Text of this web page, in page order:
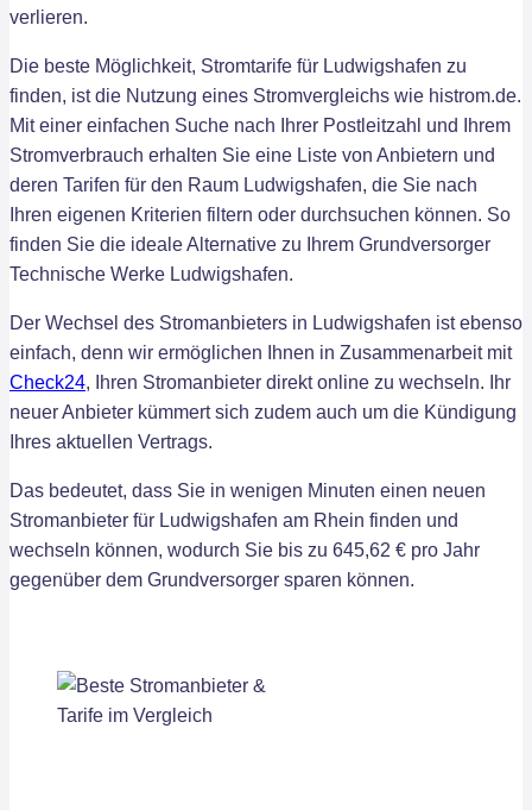
verlieren.
Die beste Möglichkeit, Stromtarife für Ludwigshafen zu
finden, ist die Nutzung eines Stromvergleichs wie histrom.de.
Mit einer einfachen Suche nach Ihrer Postleitzahl und Ihrem
Stromverbrauch erhalten Sie eine Liste von Anbietern und
deren Tarifen für den Raum Ludwigshafen, die Sie nach
Ihren eigenen Kriterien filtern oder durchsuchen können. So
finden Sie die ideale Alternative zu Ihrem Grundversorger
Technische Werke Ludwigshafen.
Der Wechsel des Stromanbieters in Ludwigshafen ist ebenso
einfach, denn wir ermöglichen Ihnen in Zusammenarbeit mit
Check24, Ihren Stromanbieter direkt online zu wechseln. Ihr
neuer Anbieter kümmert sich zudem auch um die Kündigung
Ihres aktuellen Vertrags.
Das bedeutet, dass Sie in wenigen Minuten einen neuen
Stromanbieter für Ludwigshafen am Rhein finden und
wechseln können, wodurch Sie bis zu 645,62 € pro Jahr
gegenüber dem Grundversorger sparen können.